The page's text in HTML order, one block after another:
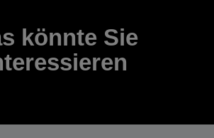
könnte Sie